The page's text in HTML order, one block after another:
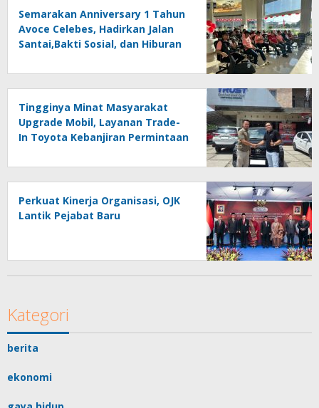
Semarakan Anniversary 1 Tahun
Avoce Celebes, Hadirkan Jalan
Santai,Bakti Sosial, dan Hiburan
Tingginya Minat Masyarakat
Upgrade Mobil, Layanan Trade-
In Toyota Kebanjiran Permintaan
Perkuat Kinerja Organisasi, OJK
Lantik Pejabat Baru
Kategori
berita
ekonomi